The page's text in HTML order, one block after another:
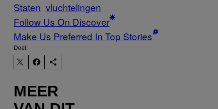
Staten vluchtelingen
Follow Us On Discover
Make Us Preferred In Top Stories
Deel:
MEER